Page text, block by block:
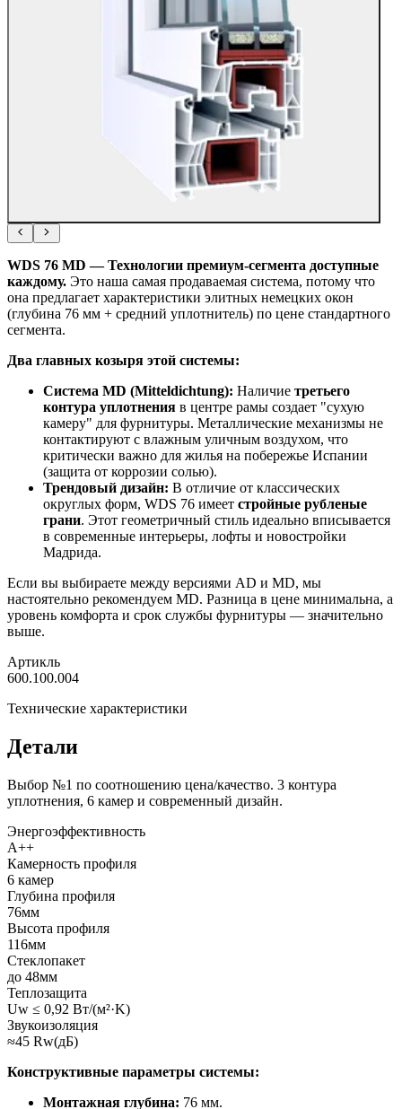
WDS 76 MD — Технологии премиум-сегмента доступные
каждому. Это наша самая продаваемая система, потому что
она предлагает характеристики элитных немецких окон
(глубина 76 мм + средний уплотнитель) по цене стандартного
сегмента.
Два главных козыря этой системы:
Система MD (Mitteldichtung): Наличие третьего
контура уплотнения в центре рамы создает "сухую
камеру" для фурнитуры. Металлические механизмы не
контактируют с влажным уличным воздухом, что
критически важно для жилья на побережье Испании
(защита от коррозии солью).
Трендовый дизайн: В отличие от классических
округлых форм, WDS 76 имеет стройные рубленые
грани. Этот геометричный стиль идеально вписывается
в современные интерьеры, лофты и новостройки
Мадрида.
Если вы выбираете между версиями AD и MD, мы
настоятельно рекомендуем MD. Разница в цене минимальна, а
уровень комфорта и срок службы фурнитуры — значительно
выше.
Артикль
600.100.004
Технические характеристики
Детали
Выбор №1 по соотношению цена/качество. 3 контура
уплотнения, 6 камер и современный дизайн.
Энергоэффективность
A++
Камерность профиля
6 камер
Глубина профиля
76мм
Высота профиля
116мм
Стеклопакет
до 48мм
Теплозащита
Uw ≤ 0,92 Вт/(м²·K)
Звукоизоляция
≈45 Rw(дБ)
Конструктивные параметры системы:
Монтажная глубина: 76 мм.